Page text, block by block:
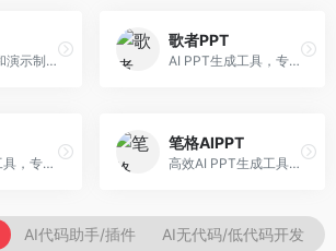
万兴AI PPT和演示制作软件，整合视频演示功能。面向职场人士和教育工作者，提供PPT生成、演示录制、视频制作等服务，演示功能完善。
歌者PPT
AI PPT生成工具，专注于演示文稿智能创作。面向职场人士，支持主题输入、内容生成、设计美化等功能，PPT制作效率高。
AI文生图表工具，专注于数据可视化展示。面向数据分析师和职场人士，提供图表生成、数据可视化、PPT嵌入等服务，数据展示专业。
笔格AIPPT
高效AI PPT生成工具，专注于演示文稿智能创作。面向职场人士，支持主题输入、内容生成、设计美化等功能，PPT制作效率高。
AI代码助手/插件 AI无代码/低代码开发